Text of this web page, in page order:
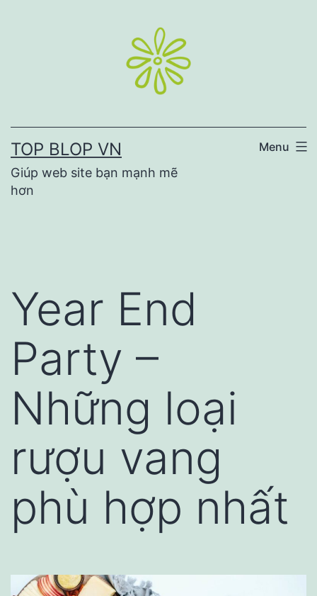
TOP BLOP VN
Giúp web site bạn mạnh mẽ
hơn
Menu
Year End
Party –
Những loại
rượu vang
phù hợp nhất